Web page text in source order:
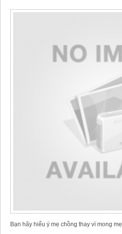
Bạn hãy hiểu ý mẹ chồng thay vì mong